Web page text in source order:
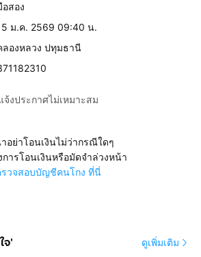
อสอง
ม.ค. 2569 09:40 น.
ลองหลวง ปทุมธานี
จ้งประกาศไม่เหมาะสม
อย่าโอนเงินไม่ว่ากรณีใดๆ
การโอนเงินหรือมัดจำล่วงหน้า
รวจสอบบัญชีคนโกง ที่นี่
จ' ดูเพิ่มเติม